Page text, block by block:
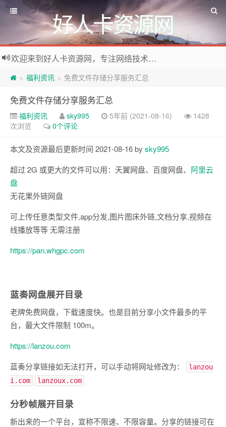
好人卡资源网
欢迎来到好人卡资源网，专注网络技术资源收集，我们不仅是网络资源的搬运工，也生产原创资源。寻找资源请留言或关注公众号:烈日下的男人
> 福利资讯 > 免费文件存储分享服务汇总
免费文件存储分享服务汇总
福利资讯 sky995 5年前 (2021-08-16)
1428
次浏览
0个评论
本文及资源最后更新时间 2021-08-16 by sky995
超过 2G 或更大的文件可以用：天翼网盘、百度网盘、 阿里云
盘
无花果外链网盘
可上传任意类型文件,app分发,图片图床外链,文档分享,视频在
线播放等等 无需注册
https://pan.whgpc.com
蓝奏网盘展开目录
老牌免费网盘，下载速度快。也是目前分享小文件最多的平
台，最大文件限制 100m。
https://lanzou.com
蓝奏分享链接如无法打开，可以手动将网址修改为：
lanzou
i.com
lanzoux.com
分秒帧展开目录
新出来的一个平台，宣称不限速、不限容量。分享的链接可在